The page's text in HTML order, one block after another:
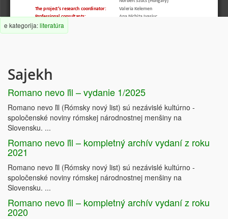
Norbert Szűcs (Hungary)
The project’s research coordinator:
Valeria Kelemen
Professional consultants:
Ana Nichita Ivasiuc
The project’s coordinator
This paper presents the communication proposals crafted based on the research findings
processed across four countries by a Central and Eastern European team and a
supplemented, as they are linked to general communication considerations that can be
gleaned from media and social psychology research and an analysis of Roma media
requires simplification, for which we provide explanations in our footnotes.
András Batiz1 — Gábor Bernáth
e kategorija:literatúra
Sajekh
Romano nevo ľil – vydanie 1/2025
Romano nevo ľil (Rómsky nový list) sú nezávislé kultúrno -
spoločenské noviny rómskej národnostnej menšiny na
Slovensku. ...
Romano nevo ľil – kompletný archív vydaní z roku
2021
Romano nevo ľil (Rómsky nový list) sú nezávislé kultúrno -
spoločenské noviny rómskej národnostnej menšiny na
Slovensku. ...
Romano nevo ľil – kompletný archív vydaní z roku
2020